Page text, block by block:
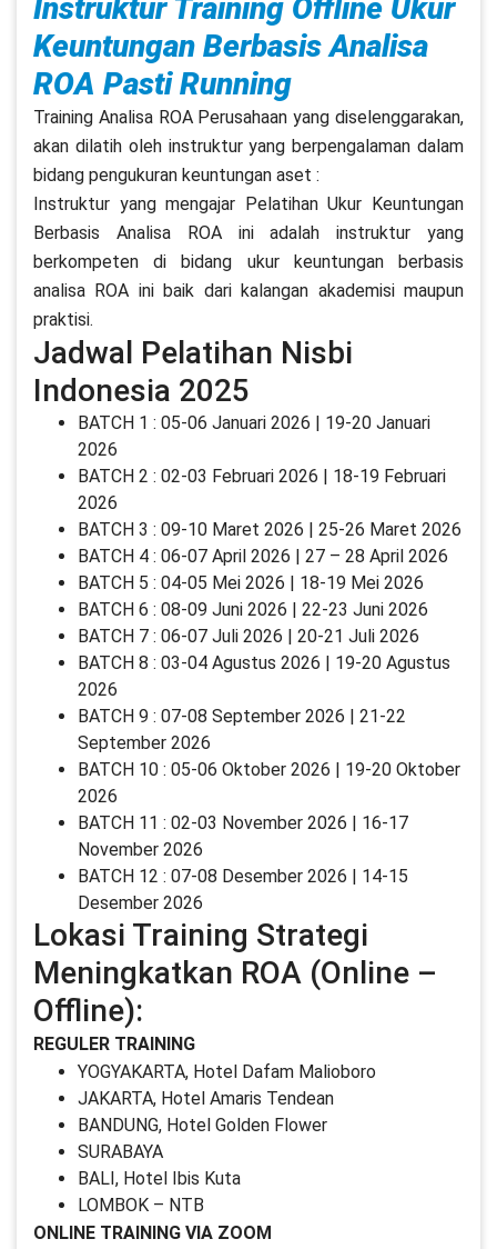
Instruktur Training Offline Ukur
Keuntungan Berbasis Analisa
ROA Pasti Running
Training Analisa ROA Perusahaan yang diselenggarakan,
akan dilatih oleh instruktur yang berpengalaman dalam
bidang pengukuran keuntungan aset :
Instruktur yang mengajar Pelatihan Ukur Keuntungan
Berbasis Analisa ROA ini adalah instruktur yang
berkompeten di bidang ukur keuntungan berbasis
analisa ROA ini baik dari kalangan akademisi maupun
praktisi.
Jadwal Pelatihan Nisbi
Indonesia 2025
BATCH 1 : 05-06 Januari 2026 | 19-20 Januari
2026
BATCH 2 : 02-03 Februari 2026 | 18-19 Februari
2026
BATCH 3 : 09-10 Maret 2026 | 25-26 Maret 2026
BATCH 4 : 06-07 April 2026 | 27 – 28 April 2026
BATCH 5 : 04-05 Mei 2026 | 18-19 Mei 2026
BATCH 6 : 08-09 Juni 2026 | 22-23 Juni 2026
BATCH 7 : 06-07 Juli 2026 | 20-21 Juli 2026
BATCH 8 : 03-04 Agustus 2026 | 19-20 Agustus
2026
BATCH 9 : 07-08 September 2026 | 21-22
September 2026
BATCH 10 : 05-06 Oktober 2026 | 19-20 Oktober
2026
BATCH 11 : 02-03 November 2026 | 16-17
November 2026
BATCH 12 : 07-08 Desember 2026 | 14-15
Desember 2026
Lokasi Training Strategi
Meningkatkan ROA (Online –
Offline):
REGULER TRAINING
YOGYAKARTA, Hotel Dafam Malioboro
JAKARTA, Hotel Amaris Tendean
BANDUNG, Hotel Golden Flower
SURABAYA
BALI, Hotel Ibis Kuta
LOMBOK – NTB
ONLINE TRAINING VIA ZOOM